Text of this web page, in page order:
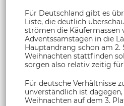
Für Deutschland gibt es
Liste, die deutlich
strömen die Käufermassen
Adventssamstagen in die
Hauptandrang schon am 2.
Weihnachten stattfinden
sorgen also relativ zeitig
Für deutsche Verhältnisse
unverständlich ist dagegen,
Weihnachten auf dem 3.